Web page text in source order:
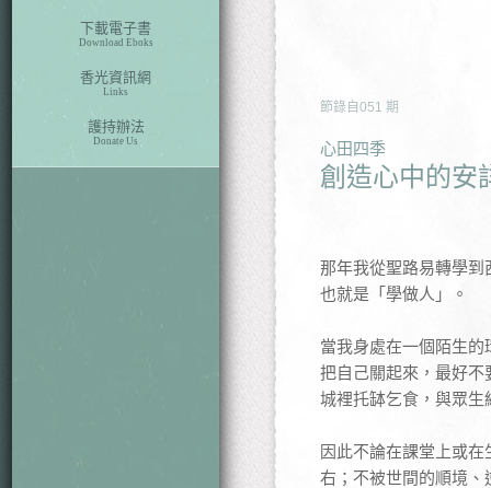
下載電子書
Download Eboks
香光資訊網
Links
護持辦法
Donate Us
節錄自 051 期
心田四季
創造心中的安
那年我從聖路易轉學
也就是「學做人」。
當我身處在一個陌生
把自己關起來，最好
城裡托缽乞食，與眾
因此不論在課堂上或
右；不被世間的順境